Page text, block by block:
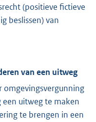
(positieve fictieve
beslissen) van
van een uitweg
omgevingsvergunning
een uitweg te maken
te brengen in een